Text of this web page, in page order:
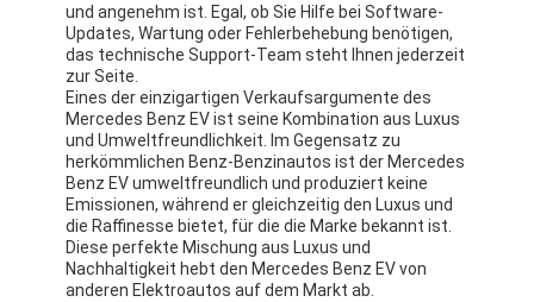
und angenehm ist. Egal, ob Sie Hilfe bei Software-
Updates, Wartung oder Fehlerbehebung benötigen,
das technische Support-Team steht Ihnen jederzeit
zur Seite.
Eines der einzigartigen Verkaufsargumente des
Mercedes Benz EV ist seine Kombination aus Luxus
und Umweltfreundlichkeit. Im Gegensatz zu
herkömmlichen Benz-Benzinautos ist der Mercedes
Benz EV umweltfreundlich und produziert keine
Emissionen, während er gleichzeitig den Luxus und
die Raffinesse bietet, für die die Marke bekannt ist.
Diese perfekte Mischung aus Luxus und
Nachhaltigkeit hebt den Mercedes Benz EV von
anderen Elektroautos auf dem Markt ab.